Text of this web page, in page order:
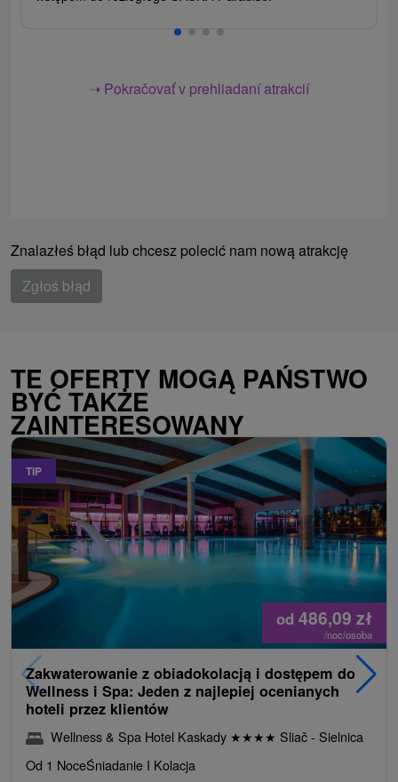
➝ Pokračovať v prehliadaní atrakcií
Znalazłeś błąd lub chcesz polecić nam nową atrakcję
Zgłoś błąd
TE OFERTY MOGĄ PAŃSTWO
BYĆ TAKŻE
ZAINTERESOWANY
TIP
od 486,09 zł
/noc/osoba
Zakwaterowanie z obiadokolacją i dostępem do
Wellness i Spa: Jeden z najlepiej ocenianych
hoteli przez klientów
Wellness & Spa Hotel Kaskady ★★★★ Sliač - Sielnica
Od 1 NoceŚniadanie I Kolacja